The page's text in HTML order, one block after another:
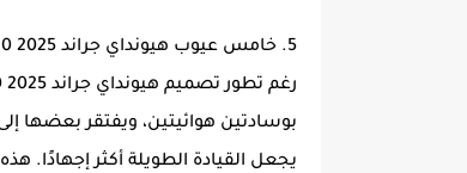
5. خامس عيوب هيونداي جراند i10 2025 تجهيزات الأمان المحدودة
يجعل القيادة الطويلة أكثر إجهادًا.